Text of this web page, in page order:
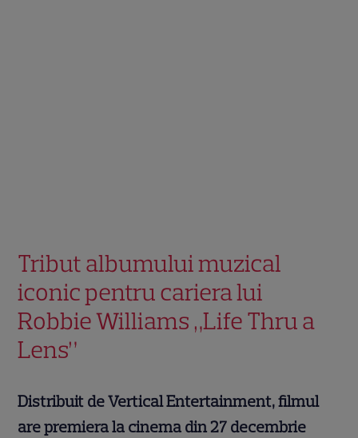
Tribut albumului muzical
iconic pentru cariera lui
Robbie Williams „Life Thru a
Lens”
Distribuit de Vertical Entertainment, filmul
are premiera la cinema din 27 decembrie